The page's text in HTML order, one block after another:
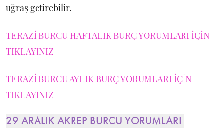
uğraş getirebilir.
TERAZİ BURCU HAFTALIK BURÇ YORUMLARI İÇİN
TIKLAYINIZ
TERAZİ BURCU AYLIK BURÇ YORUMLARI İÇİN
TIKLAYINIZ
29 ARALIK AKREP BURCU YORUMLARI